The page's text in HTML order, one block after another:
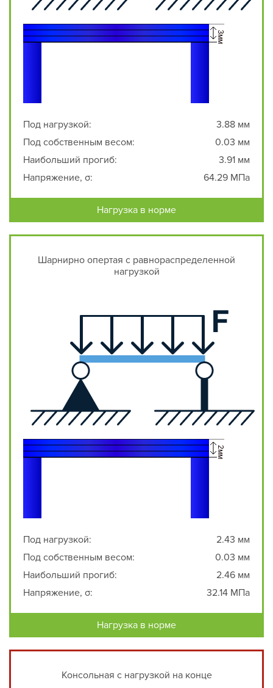
Под нагрузкой:
3.88 мм
Под собственным весом:
0.03 мм
Наибольший прогиб:
3.91 мм
Напряжение, σ:
64.29 МПа
Нагрузка в норме
Шарнирно опертая с равнораспределенной
нагрузкой
Под нагрузкой:
2.43 мм
Под собственным весом:
0.03 мм
Наибольший прогиб:
2.46 мм
Напряжение, σ:
32.14 МПа
Нагрузка в норме
Консольная с нагрузкой на конце